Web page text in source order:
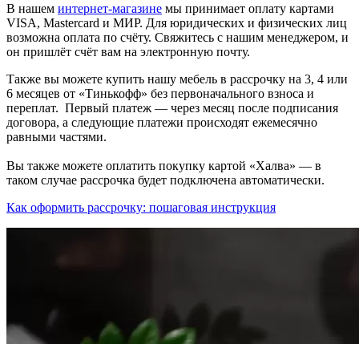
В нашем интернет-магазине мы принимает оплату картами
VISA, Mastercard и МИР. Для юридических и физических лиц
возможна оплата по счёту. Свяжитесь с нашим менеджером, и
он пришлёт счёт вам на электронную почту.
Также вы можете купить нашу мебель в рассрочку на 3, 4 или
6 месяцев от «Тинькофф» без первоначального взноса и
переплат. Первый платеж — через месяц после подписания
договора, а следующие платежи происходят ежемесячно
равными частями.
Вы также можете оплатить покупку картой «Халва» — в
таком случае рассрочка будет подключена автоматически.
Как оформить рассрочку: пошаговая инструкция